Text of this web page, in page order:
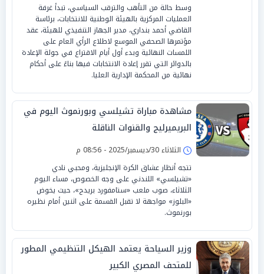
وسط حالة من التأهب والترقب السياسي، تبدأ غرفة
العمليات المركزية بالهيئة الوطنية للانتخابات، برئاسة
القاضي أحمد بنداري، مدير الجهاز التنفيذي للهيئة، عقد
مؤتمرها الصحفي الموسع لاطلاع الرأي العام على
اللمسات النهائية وبدء أول أيام الاقتراع في جولة الإعادة
بالدوائر التي تقرر إعادة الانتخابات فيها بناءً على أحكام
نهائية من المحكمة الإدارية العليا.
مشاهدة مباراة تشيلسي وبورنموث اليوم في
البريميرليج والقنوات الناقلة
الثلاثاء 30/ديسمبر/2025 - 08:56 م
تتجه أنظار عشاق الكرة الإنجليزية، ومحبي نادي
«تشيلسي» اللندني على وجه الخصوص، مساء اليوم
الثلاثاء، صوب ملعب «ستامفورد بريدج»، حيث يخوض
«البلوز» مواجهة لا تقبل القسمة على اثنين أمام نظيره
بورنموث.
وزير السياحة يعتمد الهيكل التنظيمي المطور
للمتحف المصري الكبير